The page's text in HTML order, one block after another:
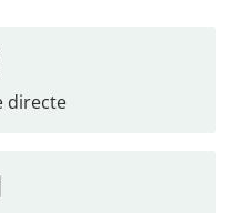
directe